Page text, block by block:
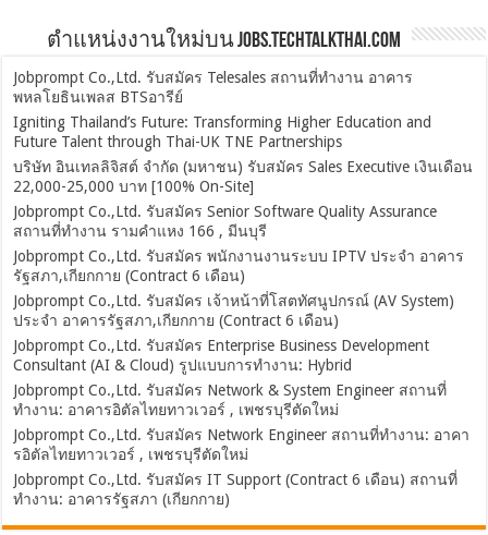
ตำแหน่งงานใหม่บน Jobs.TechTalkThai.com
Jobprompt Co.,Ltd. รับสมัคร Telesales สถานที่ทำงาน อาคาร
พหลโยธินเพลส BTSอารีย์
Igniting Thailand’s Future: Transforming Higher Education and
Future Talent through Thai-UK TNE Partnerships
บริษัท อินเทลลิจิสต์ จำกัด (มหาชน) รับสมัคร Sales Executive เงินเดือน
22,000-25,000 บาท [100% On-Site]
Jobprompt Co.,Ltd. รับสมัคร Senior Software Quality Assurance
สถานที่ทำงาน รามคำแหง 166 , มีนบุรี
Jobprompt Co.,Ltd. รับสมัคร พนักงานงานระบบ IPTV ประจำ อาคาร
รัฐสภา,เกียกกาย (Contract 6 เดือน)
Jobprompt Co.,Ltd. รับสมัคร เจ้าหน้าที่โสตทัศนูปกรณ์ (AV System)
ประจำ อาคารรัฐสภา,เกียกกาย (Contract 6 เดือน)
Jobprompt Co.,Ltd. รับสมัคร Enterprise Business Development
Consultant (AI & Cloud) รูปแบบการทำงาน: Hybrid
Jobprompt Co.,Ltd. รับสมัคร Network & System Engineer สถานที่
ทำงาน: อาคารอิตัลไทยทาวเวอร์ , เพชรบุรีตัดใหม่
Jobprompt Co.,Ltd. รับสมัคร Network Engineer สถานที่ทำงาน: อาคา
รอิตัลไทยทาวเวอร์ , เพชรบุรีตัดใหม่
Jobprompt Co.,Ltd. รับสมัคร IT Support (Contract 6 เดือน) สถานที่
ทำงาน: อาคารรัฐสภา (เกียกกาย)